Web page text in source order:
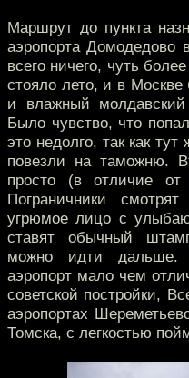
Маршрут до пункта
аэропорта Домодедово
всего ничего, чуть
стояло лето, и в
и влажный
Было чувство, что
это недолго, так как
повезли на таможню.
просто (в отличие
Пограничники
угрюмое лицо с
ставят обычный
можно идти дальше.
аэропорт мало чем
советской постройки,
аэропортах
Томска, с легкостью